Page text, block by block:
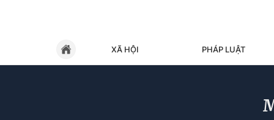
XÃ HỘI PHÁP LUẬT